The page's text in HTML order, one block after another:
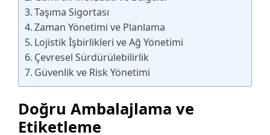
Taşıma Sigortası
Zaman Yönetimi ve Planlama
Lojistik İşbirlikleri ve Ağ Yönetimi
Çevresel Sürdürülebilirlik
Güvenlik ve Risk Yönetimi
Doğru Ambalajlama ve
Etiketleme